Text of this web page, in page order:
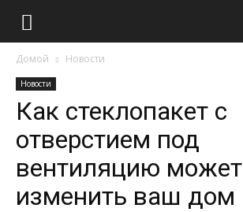
Домой Новости
Новости
Как стеклопакет с
отверстием под
вентиляцию может
изменить ваш дом